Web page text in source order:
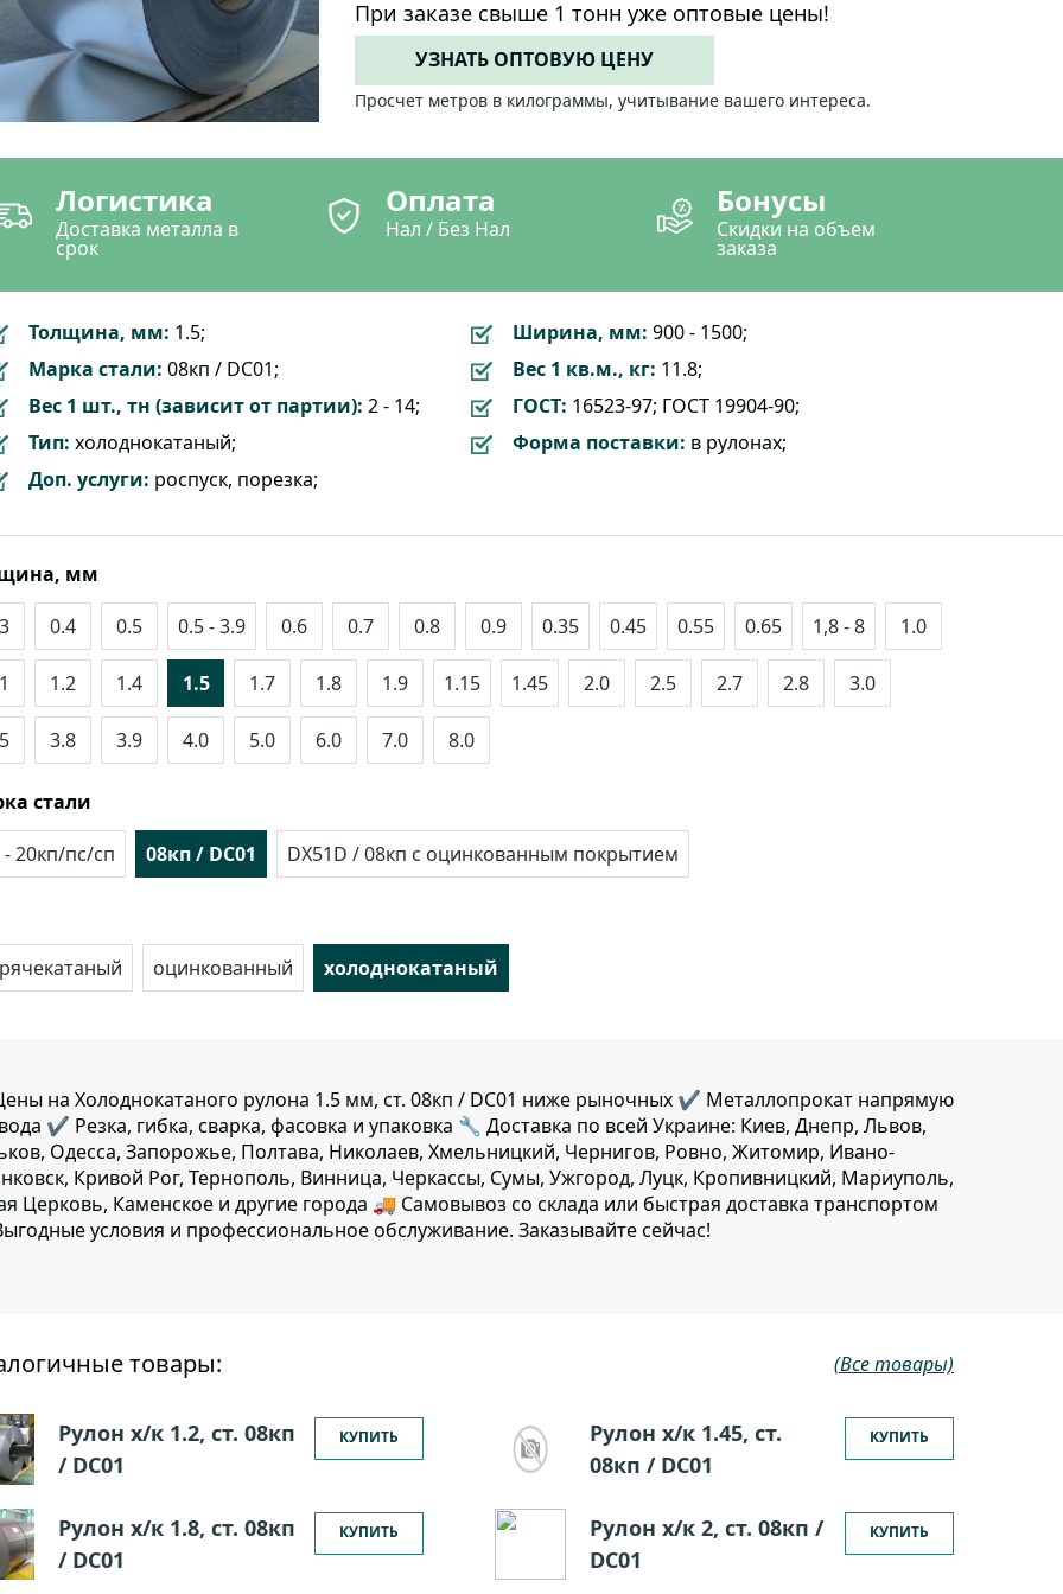
При заказе свыше 1 тонн уже оптовые цены!
УЗНАТЬ ОПТОВУЮ ЦЕНУ
Просчет метров в килограммы, учитывание вашего интереса.
Логистика
Доставка металла в
срок
Оплата
Нал / Без Нал
Бонусы
Скидки на объем
заказа
Толщина, мм: 1.5; Ширина, мм: 900 - 1500;
Марка стали: 08кп / DC01; Вес 1 кв.м., кг: 11.8;
Вес 1 шт., тн (зависит от партии): 2 - 14; ГОСТ: 16523-97; ГОСТ 19904-90;
Тип: холоднокатаный; Форма поставки: в рулонах;
Доп. услуги: роспуск, порезка;
мм
0.4 0.5 0.5 - 3.9 0.6 0.7 0.8 0.9 0.35 0.45 0.55 0.65 1,8 - 8 1.0
1.2 1.4 1.5 1.7 1.8 1.9 1.15 1.45 2.0 2.5 2.7 2.8 3.0
3.8 3.9 4.0 5.0 6.0 7.0 8.0
стали
- 20кп/пс/сп
08кп / DC01 DX51D / 08кп с оцинкованным покрытием
оцинкованный холоднокатаный
на Холоднокатаного рулона 1.5 мм, ст. 08кп / DC01 ниже рыночных ✔️ Металлопрокат напрямую
✔️ Резка, гибка, сварка, фасовка и упаковка 🔧 Доставка по всей Украине: Киев, Днепр, Львов,
Одесса, Запорожье, Полтава, Николаев, Хмельницкий, Чернигов, Ровно, Житомир, Ивано-
Кривой Рог, Тернополь, Винница, Черкассы, Сумы, Ужгород, Луцк, Кропивницкий, Мариуполь,
Церковь, Каменское и другие города 🚚 Самовывоз со склада или быстрая доставка транспортом
условия и профессиональное обслуживание. Заказывайте сейчас!
товары: (Все товары)
Рулон х/к 1.2, ст. 08кп
/ DC01
КУПИТЬ
Рулон х/к 1.45, ст.
08кп / DC01
КУПИТЬ
Рулон х/к 1.8, ст. 08кп
/ DC01
КУПИТЬ
Рулон х/к 2, ст. 08кп /
DC01
КУПИТЬ